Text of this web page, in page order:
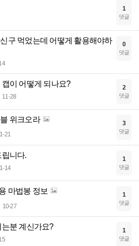
1
댓글
구 먹었는데 어떻게 활용해야하
0
댓글
이 어떻게 되나요?
11-28
2
댓글
위크오라
21
3
댓글
니다.
14
1
댓글
마법봉 정보
10-27
1
댓글
분 계신가요? 1
댓글